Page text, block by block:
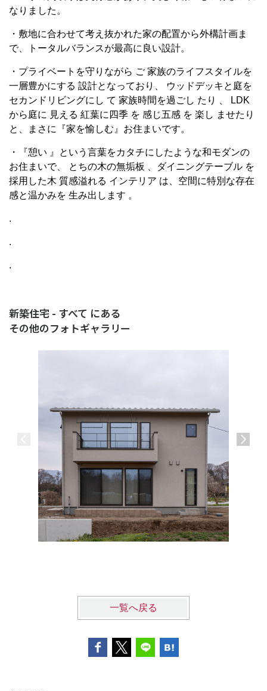
なりました。
・敷地に合わせて考え抜かれた家の配置から外構計画ま
で、トータルバランスが最高に良い設計。
・プライベートを守りながら ご 家族のライフスタイルを
一層豊かにする 設計となっており、 ウッドデッキと庭を
セカンドリビングにし て 家族時間を過ごし たり 、 LDK
から庭に 見える 紅葉に四季 を 感じ五感 を 楽し ませたり
と、まさに『家を愉しむ』お住まいです。
・『憩い 』という言葉をカタチにしたような和モダンの
お住まいで、 とちの木の無垢板 、ダイニングテーブル を
採用した木 質感溢れる インテリア は、空間に特別な存在
感と温かみを 生み出します 。
.
.
.
新築住宅 - すべて にある
その他のフォトギャラリー
一覧へ戻る